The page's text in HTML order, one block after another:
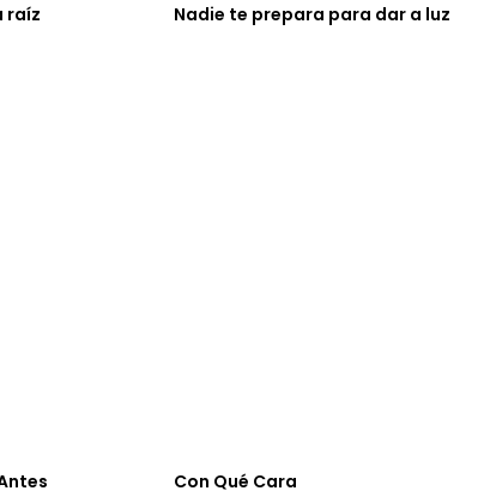
raíz Nadie te prepara para dar a luz
Con Qué Cara